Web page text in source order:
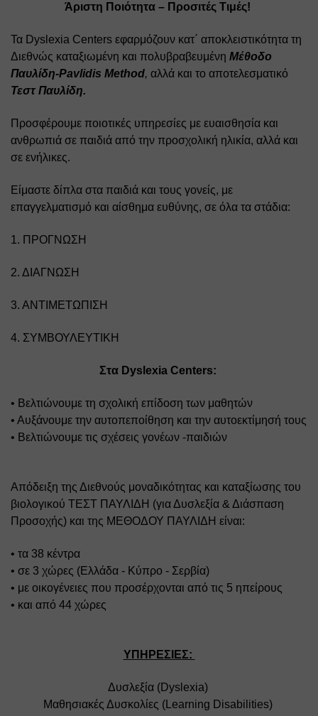
Άριστη Ποιότητα – Προσιτές Τιμές!
Τα Dyslexia Centers εφαρμόζουν κατ΄ αποκλειστικότητα τη
Διεθνώς καταξιωμένη και πολυβραβευμένη Μέθοδο
Παυλίδη-Pavlidis Method,
Τεστ Παυλίδη.
Προσφέρουμε ποιοτικές υπηρεσίες με ευαισθησία και
ανθρωπιά σε παιδιά από την προσχολική ηλικία, αλλά και
σε ενήλικες.
Είμαστε δίπλα στα παιδιά και τους γονείς, με
επαγγελματισμό και αίσθημα ευθύνης, σε όλα τα στάδια:
1. ΠΡΟΓΝΩΣΗ
2. ΔΙΑΓΝΩΣΗ
3. ΑΝΤΙΜΕΤΩΠΙΣΗ
4. ΣΥΜΒΟΥΛΕΥΤΙΚΗ
Στα Dyslexia Centers:
• Βελτιώνουμε τη σχολική επίδοση των μαθητών
• Βελτιώνουμε τις σχέσεις γονέων -παιδιών
Απόδειξη της Διεθνούς μοναδικότητας και καταξίωσης του
βιολογικού ΤΕΣΤ ΠΑΥΛΙΔΗ (για Δυσλεξία & Διάσπαση
Προσοχής) και της ΜΕΘΟΔΟΥ ΠΑΥΛΙΔΗ είναι:
• τα 38 κέντρα
• σε 3 χώρες (Ελλάδα - Κύπρο - Σερβία)
• με οικογένειες που προσέρχονται από τις 5 ηπείρους
• και από 44 χώρες
ΥΠΗΡΕΣΙΕΣ:
Δυσλεξία (Dyslexia)
Μαθησιακές Δυσκολίες (Learning Disabilities)